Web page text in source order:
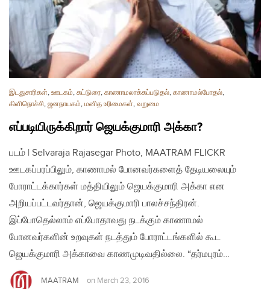
இடதுசாரிகள், ஊடகம், கட்டுரை, காணாமலாக்கப்படுதல், காணாமல்போதல்,
கிளிநொச்சி, ஜனநாயகம், மனித உரிமைகள், வறுமை
எப்படியிருக்கிறார் ஜெயக்குமாரி அக்கா?
படம் | Selvaraja Rajasegar Photo, MAATRAM FLICKR
ஊடகப்பரப்பிலும், காணாமல் போனவர்களைத் தேடியலையும்
போராட்டக்கார்கள் மத்தியிலும் ஜெயக்குமாரி அக்கா என
அறியப்பட்டவர்தான், ஜெயக்குமாரி பாலச்சந்திரன்.
இப்போதெல்லாம் எப்போதாவது நடக்கும் காணாமல்
போனவர்களின் உறவுகள் நடத்தும் போராட்டங்களில் கூட
ஜெயக்குமாரி அக்காவை காணமுடிவதில்லை. “தர்மபுரம்…
MAATRAM on March 23, 2016